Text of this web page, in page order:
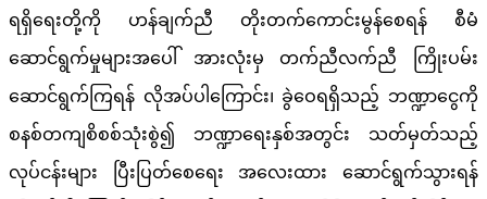
ရရှိရေးတို့ကို ဟန်ချက်ညီ တိုးတက်ကောင်းမွန်စေရန် စီမံ
ဆောင်ရွက်မှုများအပေါ် အားလုံးမှ တက်ညီလက်ညီ ကြိုးပမ်း
ဆောင်ရွက်ကြရန် လိုအပ်ပါကြောင်း၊ ခွဲဝေရရှိသည့် ဘဏ္ဍာငွေကို
စနစ်တကျစိစစ်သုံးစွဲ၍ ဘဏ္ဍာရေးနှစ်အတွင်း သတ်မှတ်သည့်
လုပ်ငန်းများ ပြီးပြတ်စေရေး အလေးထား ဆောင်ရွက်သွားရန်